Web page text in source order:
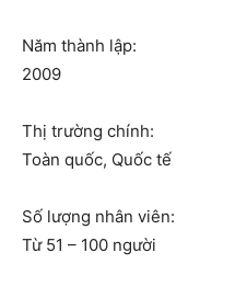
Năm thành lập:
2009
Thị trường chính:
Toàn quốc, Quốc tế
Số lượng nhân viên:
Từ 51 – 100 người